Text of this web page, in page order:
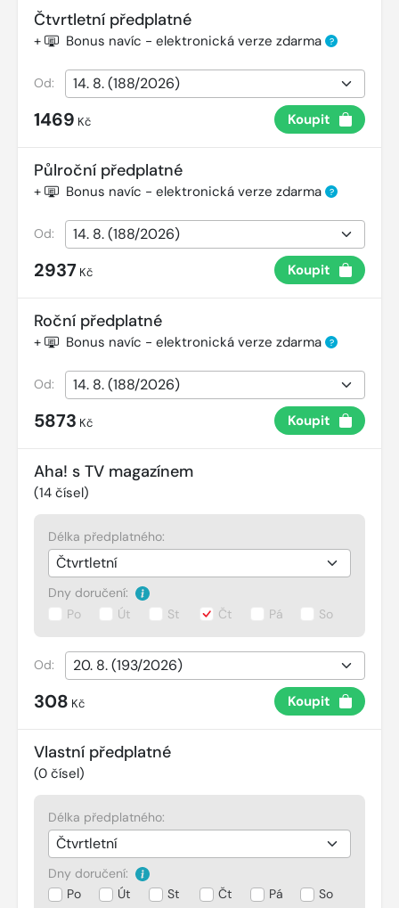
Čtvrtletní předplatné
+ Bonus navíc - elektronická verze zdarma ?
Od:
1469 Kč Koupit
Půlroční předplatné
+ Bonus navíc - elektronická verze zdarma ?
Od:
2937 Kč Koupit
Roční předplatné
+ Bonus navíc - elektronická verze zdarma ?
Od:
5873 Kč Koupit
Aha! s TV magazínem
(14 čísel)
Délka předplatného:
Dny doručení:
Po
Út St Čt Pá So
Od:
308 Kč Koupit
Vlastní předplatné
(0 čísel)
Délka předplatného:
Dny doručení:
Po
Út St Čt Pá So